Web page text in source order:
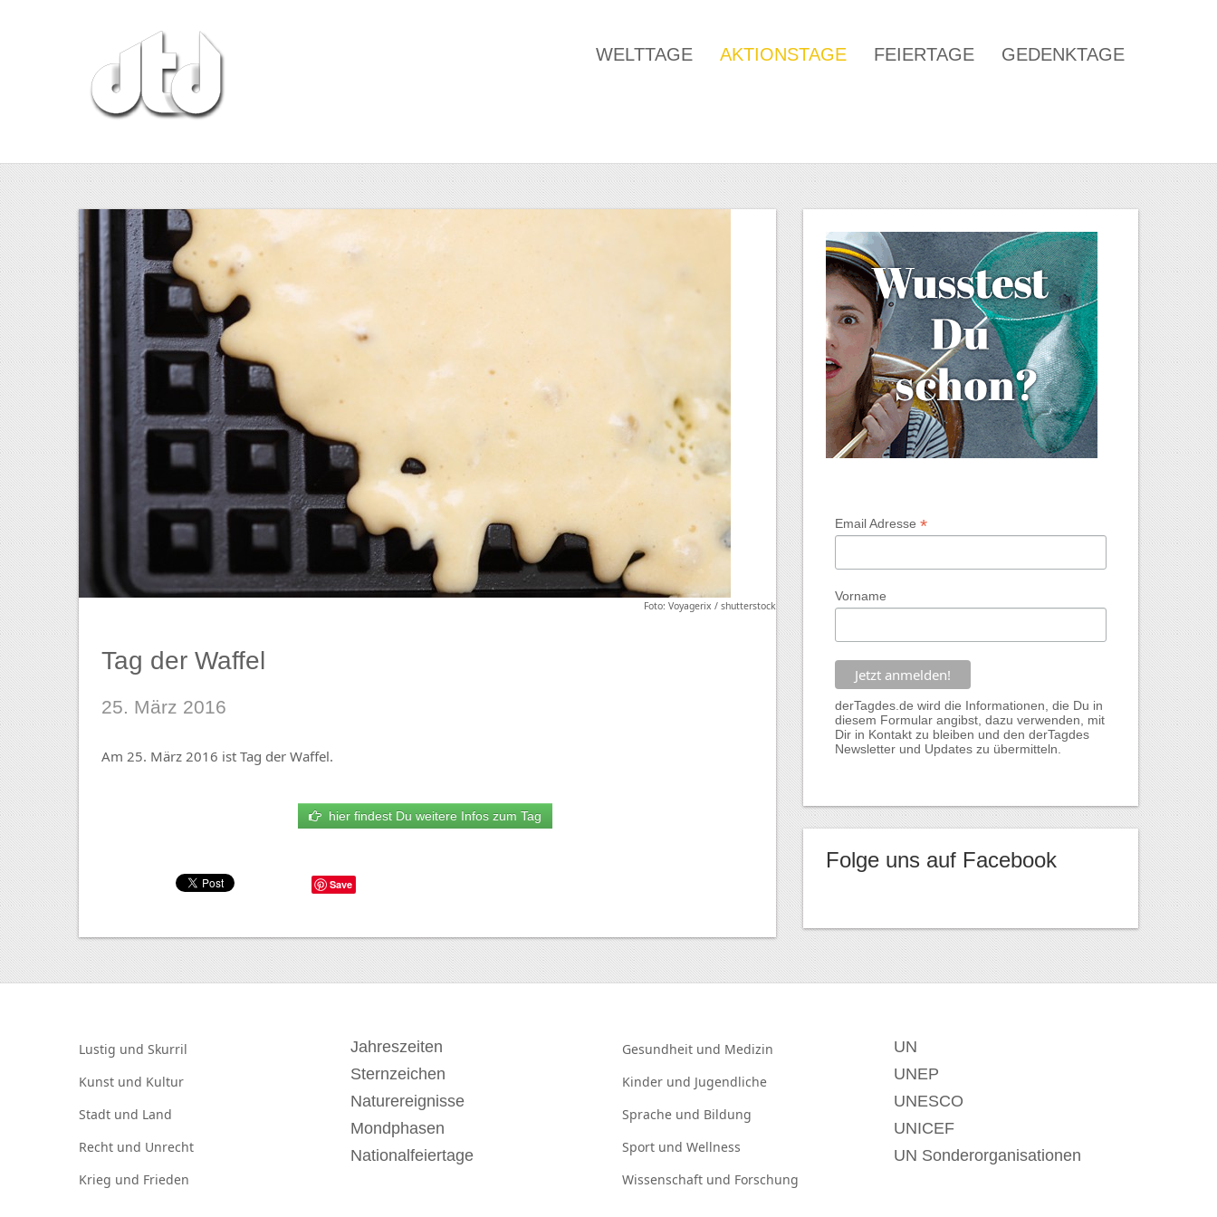
WELTTAGE AKTIONSTAGE FEIERTAGE GEDENKTAGE
Foto: Voyagerix / shutterstock
Tag der Waffel
25. März 2016
Am 25. März 2016 ist Tag der Waffel.
hier findest Du weitere Infos zum Tag
Save
Email Adresse *
Vorname
derTagdes.de wird die Informationen, die Du in
diesem Formular angibst, dazu verwenden, mit
Dir in Kontakt zu bleiben und den derTagdes
Newsletter und Updates zu übermitteln.
Folge uns auf Facebook
Lustig und Skurril
Kunst und Kultur
Stadt und Land
Recht und Unrecht
Krieg und Frieden
Jahreszeiten
Sternzeichen
Naturereignisse
Mondphasen
Nationalfeiertage
Gesundheit und Medizin
Kinder und Jugendliche
Sprache und Bildung
Sport und Wellness
Wissenschaft und Forschung
UN
UNEP
UNESCO
UNICEF
UN Sonderorganisationen